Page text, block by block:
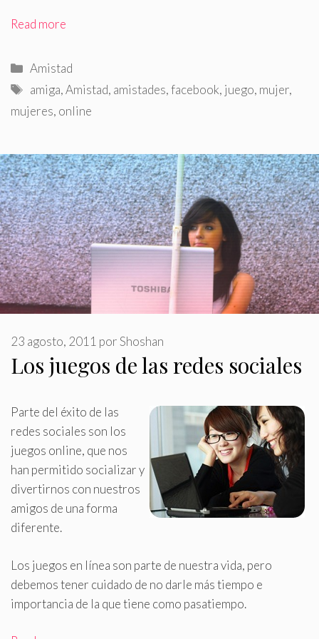
Read more
Categorías
Amistad
Etiquetas
amiga,Amistad, amistades,facebook, juego, mujer,
mujeres, online
Los juegos de las redes sociales
23 agosto, 2011 porShoshan
Parte del éxito de las
redes sociales son los
juegos online, que nos
han permitido socializar y
divertirnos con nuestros
amigos de una forma
diferente.
Los juegos en línea son parte de nuestra vida, pero
debemos tener cuidado de no darle más tiempo e
importancia de la que tiene como pasatiempo.